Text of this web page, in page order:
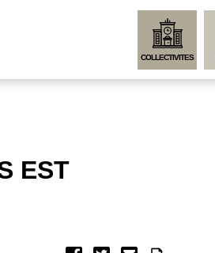
COLLECTIVITES
EST